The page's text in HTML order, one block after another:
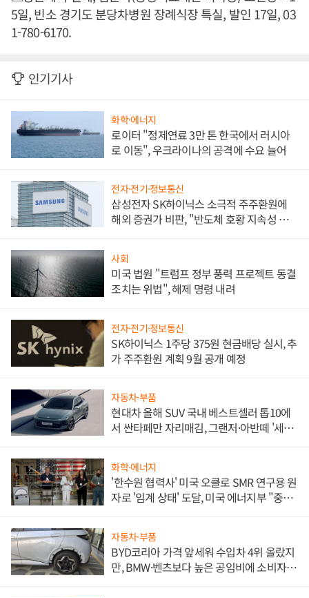
5일, 빈소 경기도 분당차병원 장례식장 특실, 발인 17일, 03
1-780-6170.
인기기사
화학·에너지
로이터 "정제연료 3만 톤 한국에서 러시아
로 이동", 우크라이나의 공격에 수요 늘어
전자·전기·정보통신
삼성전자 SK하이닉스 소극적 주주환원에
해외 증권가 비판, "반도체 호황 지속성 의
사회
미국 법원 "트럼프 정부 풍력 프로젝트 동결
조치는 위법", 해제 명령 내려
전자·전기·정보통신
SK하이닉스 1주당 375원 현금배당 실시, 추
가 주주환원 계획 9월 공개 예정
자동차·부품
현대차 올해 SUV 국내 베스트셀러 톱10에
서 싼타페만 자리매김, 그랜저·아반떼 '세단
화학·에너지
'한수원 협력사' 미국 오클로 SMR 연구용 원
자로 '임계 상태' 도달, 미국 에너지부 "중요
자동차·부품
BYD코리아 가격 앞세워 수입차 4위 올랐지
만, BMW·벤츠보다 높은 공임비에 소비자